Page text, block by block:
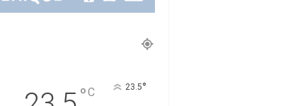
°C 23.5°